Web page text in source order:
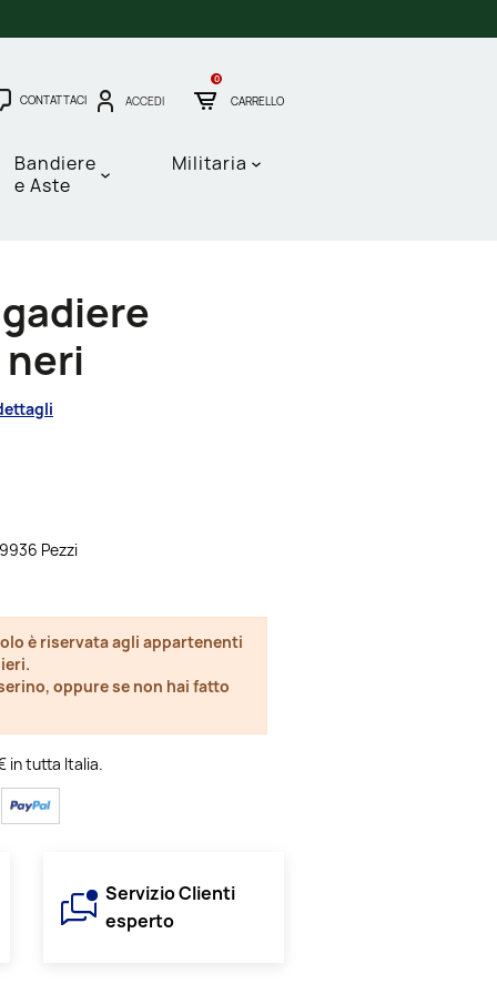
CONTATTACI ACCEDI
0
CARRELLO
Bandiere
e Aste
Militaria
Pezzi
è riservata agli appartenenti
oppure se non hai fatto
in tutta Italia.
Servizio Clienti
esperto